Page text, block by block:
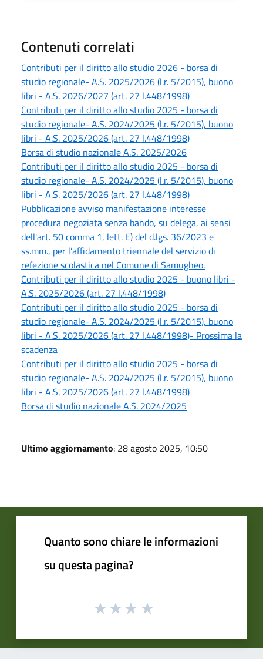
Contenuti correlati
Contributi per il diritto allo studio 2026 - borsa di
studio regionale- A.S. 2025/2026 (l.r. 5/2015), buono
libri - A.S. 2026/2027 (art. 27 l.448/1998)
Contributi per il diritto allo studio 2025 - borsa di
studio regionale- A.S. 2024/2025 (l.r. 5/2015), buono
libri - A.S. 2025/2026 (art. 27 l.448/1998)
Borsa di studio nazionale A.S. 2025/2026
Contributi per il diritto allo studio 2025 - borsa di
studio regionale- A.S. 2024/2025 (l.r. 5/2015), buono
libri - A.S. 2025/2026 (art. 27 l.448/1998)
Pubblicazione avviso manifestazione interesse
procedura negoziata senza bando, su delega, ai sensi
dell'art. 50 comma 1, lett. E) del d.lgs. 36/2023 e
ss.mm., per l’affidamento triennale del servizio di
refezione scolastica nel Comune di Samugheo.
Contributi per il diritto allo studio 2025 - buono libri -
A.S. 2025/2026 (art. 27 l.448/1998)
Contributi per il diritto allo studio 2025 - borsa di
studio regionale- A.S. 2024/2025 (l.r. 5/2015), buono
libri - A.S. 2025/2026 (art. 27 l.448/1998)- Prossima la
scadenza
Contributi per il diritto allo studio 2025 - borsa di
studio regionale- A.S. 2024/2025 (l.r. 5/2015), buono
libri - A.S. 2025/2026 (art. 27 l.448/1998)
Borsa di studio nazionale A.S. 2024/2025
Ultimo aggiornamento: 28 agosto 2025, 10:50
Quanto sono chiare le informazioni
su questa pagina?